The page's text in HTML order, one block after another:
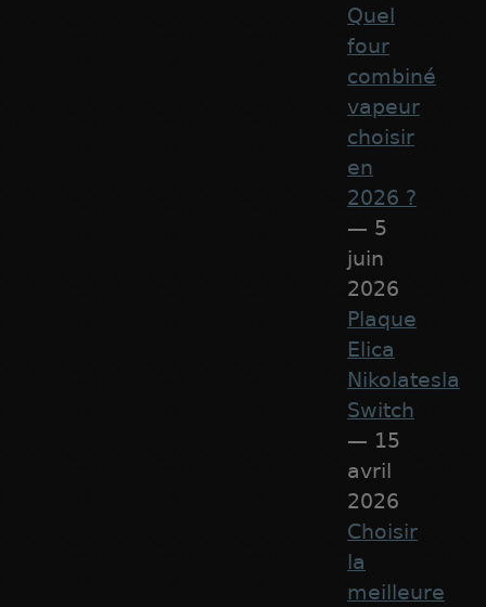
Quel
four
combiné
vapeur
choisir
en
2026 ?
— 5
juin
2026
Plaque
Elica
Nikolatesla
Switch
— 15
avril
2026
Choisir
la
meilleure